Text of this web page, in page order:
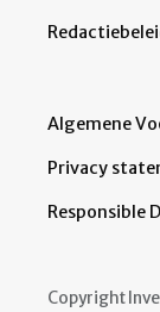
Algemene
Privacy
Responsible
Copyright